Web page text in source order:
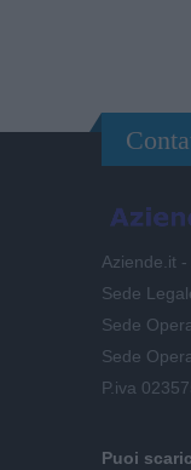
Aziende.it
Sede
Sede
Sede
P.iva
Puoi